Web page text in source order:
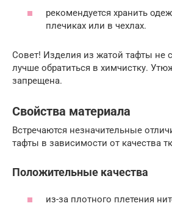
рекомендуется хранить
плечиках или в чехлах.
Совет! Изделия из жатой тафты не
лучше обратиться в химчистку.
запрещена.
Свойства материала
Встречаются незначительные
тафты в зависимости от качества
Положительные качества
из-за плотного плетения